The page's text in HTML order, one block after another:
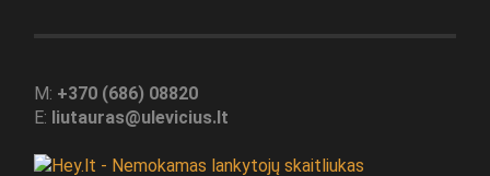
M: +370 (686) 08820
E: liutauras@ulevicius.lt